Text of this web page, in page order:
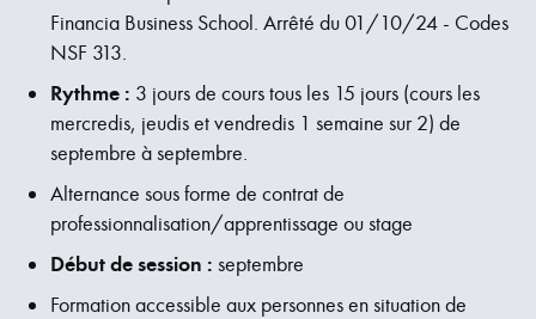
Financia Business School. Arrêté du 01/10/24 - Codes
NSF 313.
Rythme : 3 jours de cours tous les 15 jours (cours les
mercredis, jeudis et vendredis 1 semaine sur 2) de
septembre à septembre.
Alternance sous forme de contrat de
professionnalisation/apprentissage ou stage
Début de session : septembre
Formation accessible aux personnes en situation de